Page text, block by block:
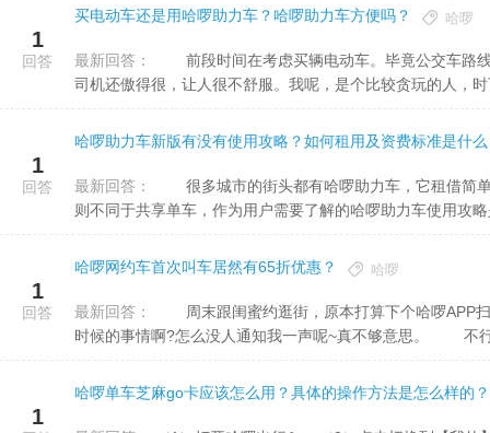
1
回答
买电动车还是用哈啰助力车？哈啰助力车方便吗？ 哈啰
最新回答：
司机还傲得很，让人很不舒服。我呢，是个比较贪玩的人，
1
回答
哈啰助力车新版有没有使用攻略？如何租用及资费标准是什
最新回答：
则不同于共享单车，作为用户需要了解的哈啰助力车使用攻
1
回答
哈啰网约车首次叫车居然有65折优惠？ 哈啰
最新回答：
时候的事情啊?怎么没人通知我一声呢~真不够意思。 不
1
哈啰单车芝麻go卡应该怎么用？具体的操作方法是怎么样的？